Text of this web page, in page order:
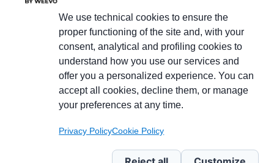
X.com
Il Giornale delle PMI.
Testata giornalistica
registrata al Tribunale di
Milano n. 353 del 19
novembre 2013 Powered By
Privacy PolicyCookie
We use technical cookies to ensure the
proper functioning of the site and, with your
consent, analytical and profiling cookies to
understand how you use our services and
offer you a personalized experience. You can
accept all cookies, decline them, or manage
your preferences at any time.
Privacy PolicyCookie Policy